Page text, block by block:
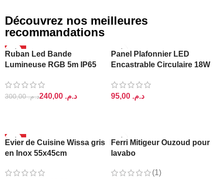
Découvrez nos meilleures
recommandations
-20%
Ruban Led Bande
Lumineuse RGB 5m IP65
د.م.300,00 د.م.
Panel Plafonnier LED
Encastrable Circulaire 18W
د.م.
-14%
Evier de Cuisine Wissa gris
en Inox 55x45cm
Ferri Mitigeur Ouzoud pour
lavabo
(1)